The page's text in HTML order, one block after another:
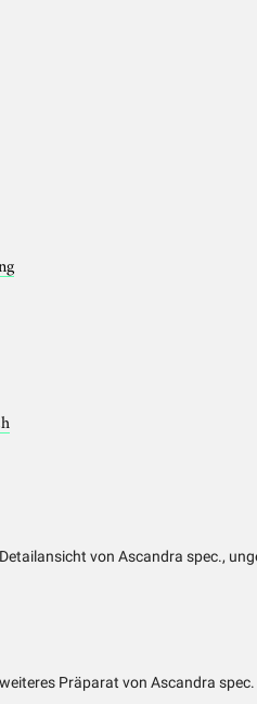
Detailansicht von Ascandra spec.,
weiteres Präparat von Ascandra